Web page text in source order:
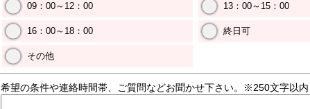
09：00～12：00 13：00～15：00
16：00～18：00 終日可
その他
希望の条件や連絡時間帯、ご質問などお聞かせ下さい。※250文字以内